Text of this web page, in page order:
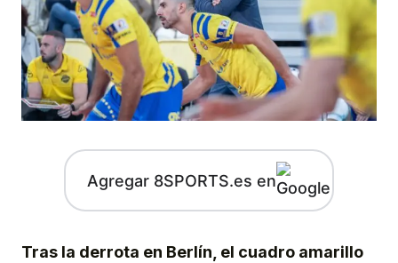
Agregar 8SPORTS.es en
Tras la derrota en Berlín, el cuadro amarillo